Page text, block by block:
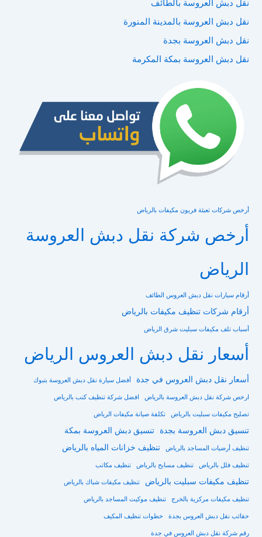
نقل دبش العروسة بالطائف
نقل دبش العروسة بالمدينة المنورة
نقل دبش العروسة بجدة
نقل دبش العروسة بمكة المكرمة
أرخص شركات تعبئة فريون مكيفات بالرياض
أرخص شركة نقل دبش العروسة
الرياض
أرقام سيارات نقل دبش العروس الطائف
أرقام شركات تنظيف مكيفات بالرياض
أسباب تلف مكيفات سبليت شرق الرياض
أسعار نقل دبش العروس الرياض
أسعار نقل دبش العروس في جدة أفضل سيارة نقل دبش العروسة بتبوك
ارخص شركة نقل دبش العروسة بالرياض افضل شركة تنظيف كنب بالرياض
تصليح مكيفات سبليت بالرياض تكلفة صيانة مكيفات الرياض
تنسيق دبش العروسة بجدة تنسيق دبش العروسة بمكة
تنظيف أرضيات المساجد بالرياض تنظيف خزانات المياه بالرياض
تنظيف فلل بالرياض تنظيف مسابح بالرياض تنظيف مكاتب
تنظيف مكيفات سبليت بالرياض تنظيف مكيفات شباك بالرياض
تنظيف مكيفات مركزية بالخرج تنظيف موكيت المساجد بالرياض
حقائب نقل دبش العروس بجدة خطوات تنظيف المكيف
رقم شركة نقل دبش العروس في جدة